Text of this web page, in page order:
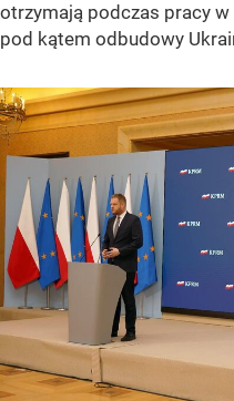
otrzymają podczas pracy
pod kątem odbudowy